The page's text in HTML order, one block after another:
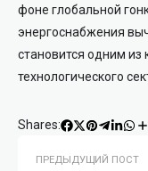
фоне глобальной
энергоснабжения
становится одним
технологического
Shares:
ПРЕДЫДУЩИЙ ПОСТ